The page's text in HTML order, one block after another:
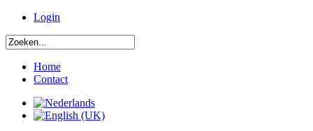
Login
Home
Contact